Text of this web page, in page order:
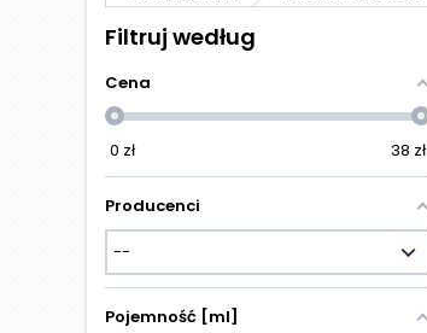
Filtruj według
Cena
0 zł 38 zł
Producenci
Pojemność [ml]